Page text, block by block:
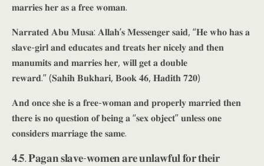
𝐦𝐚𝐫𝐫𝐢𝐞𝐬 𝐡𝐞𝐫 𝐚𝐬 𝐚 𝐟𝐫𝐞𝐞 𝐰𝐨𝐦𝐚𝐧.
𝐍𝐚𝐫𝐫𝐚𝐭𝐞𝐝 𝐀𝐛𝐮 𝐌𝐮𝐬𝐚: 𝐀𝐥𝐥𝐚𝐡’𝐬 𝐌𝐞𝐬𝐬𝐞𝐧𝐠𝐞𝐫 𝐬𝐚𝐢𝐝, “𝐇𝐞 𝐰𝐡𝐨 𝐡𝐚𝐬 𝐚
𝐬𝐥𝐚𝐯𝐞-𝐠𝐢𝐫𝐥 𝐚𝐧𝐝 𝐞𝐝𝐮𝐜𝐚𝐭𝐞𝐬 𝐚𝐧𝐝 𝐭𝐫𝐞𝐚𝐭𝐬 𝐡𝐞𝐫 𝐧𝐢𝐜𝐞𝐥𝐲 𝐚𝐧𝐝 𝐭𝐡𝐞𝐧
𝐦𝐚𝐧𝐮𝐦𝐢𝐭𝐬 𝐚𝐧𝐝 𝐦𝐚𝐫𝐫𝐢𝐞𝐬 𝐡𝐞𝐫, 𝐰𝐢𝐥𝐥 𝐠𝐞𝐭 𝐚 𝐝𝐨𝐮𝐛𝐥𝐞
𝐫𝐞𝐰𝐚𝐫𝐝.” (𝐒𝐚𝐡𝐢𝐡 𝐁𝐮𝐤𝐡𝐚𝐫𝐢, 𝐁𝐨𝐨𝐤 𝟒𝟔, 𝐇𝐚𝐝𝐢𝐭𝐡 𝟕𝟐𝟎)
𝐀𝐧𝐝 𝐨𝐧𝐜𝐞 𝐬𝐡𝐞 𝐢𝐬 𝐚 𝐟𝐫𝐞𝐞-𝐰𝐨𝐦𝐚𝐧 𝐚𝐧𝐝 𝐩𝐫𝐨𝐩𝐞𝐫𝐥𝐲 𝐦𝐚𝐫𝐫𝐢𝐞𝐝 𝐭𝐡𝐞𝐧
𝐭𝐡𝐞𝐫𝐞 𝐢𝐬 𝐧𝐨 𝐪𝐮𝐞𝐬𝐭𝐢𝐨𝐧 𝐨𝐟 𝐛𝐞𝐢𝐧𝐠 𝐚 “𝐬𝐞𝐱 𝐨𝐛𝐣𝐞𝐜𝐭” 𝐮𝐧𝐥𝐞𝐬𝐬 𝐨𝐧𝐞
𝐜𝐨𝐧𝐬𝐢𝐝𝐞𝐫𝐬 𝐦𝐚𝐫𝐫𝐢𝐚𝐠𝐞 𝐭𝐡𝐞 𝐬𝐚𝐦𝐞.
𝟒.𝟓. 𝐏𝐚𝐠𝐚𝐧 𝐬𝐥𝐚𝐯𝐞-𝐰𝐨𝐦𝐞𝐧 𝐚𝐫𝐞 𝐮𝐧𝐥𝐚𝐰𝐟𝐮𝐥 𝐟𝐨𝐫 𝐭𝐡𝐞𝐢𝐫